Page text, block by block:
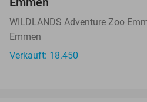
WILDLANDS Adventure Zoo
Emmen
Verkauft: 18.450